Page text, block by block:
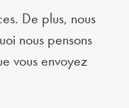
De plus, nous
nous pensons
vous envoyez